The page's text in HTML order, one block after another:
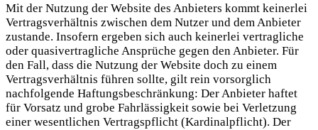
Mit der Nutzung der Website des Anbieters kommt keinerlei
Vertragsverhältnis zwischen dem Nutzer und dem Anbieter
zustande. Insofern ergeben sich auch keinerlei vertragliche
oder quasivertragliche Ansprüche gegen den Anbieter. Für
den Fall, dass die Nutzung der Website doch zu einem
Vertragsverhältnis führen sollte, gilt rein vorsorglich
nachfolgende Haftungsbeschränkung: Der Anbieter haftet
für Vorsatz und grobe Fahrlässigkeit sowie bei Verletzung
einer wesentlichen Vertragspflicht (Kardinalpflicht). Der